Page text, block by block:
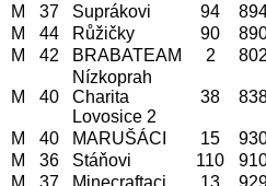
M 37 Suprákovi 94
M 44 Růžičky 90
M 42 BRABATEAM 2
M 40
Nízkoprah
Charita
Lovosice 2
38
M 40 MARUŠÁCI 15
M 36 Stáňovi 110
M 37 Minecraftaci 13